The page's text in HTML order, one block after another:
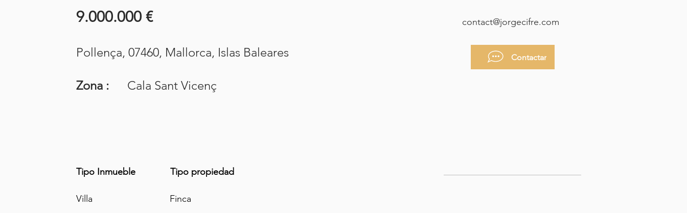
9.000.000 €
Pollença, 07460, Mallorca, Islas Baleares
Zona : Cala Sant Vicenç
Tipo Inmueble Tipo propiedad
Villa Finca
Contactar
contact@jorgecifre.com